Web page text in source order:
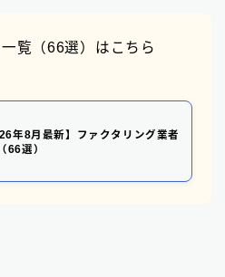
覧（66選）はこちら
年8月最新】ファクタリング業者
66選）